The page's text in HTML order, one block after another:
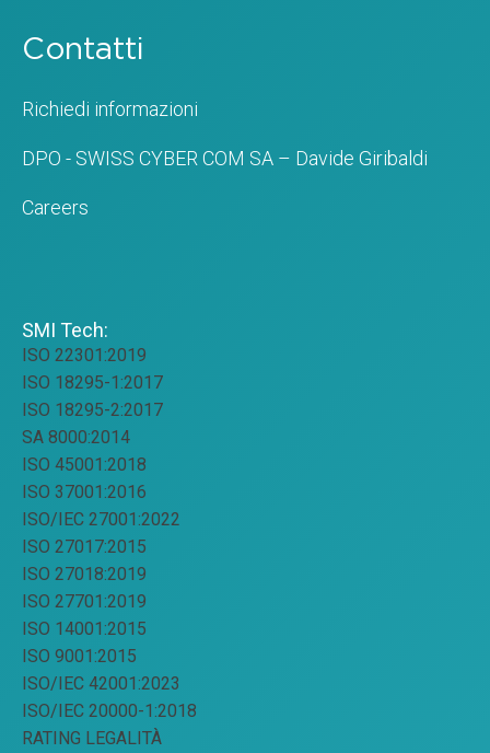
Contatti
Richiedi informazioni
DPO - SWISS CYBER COM SA – Davide Giribaldi
Careers
SMI Tech:
ISO 22301:2019
ISO 18295-1:2017
ISO 18295-2:2017
SA 8000:2014
ISO 45001:2018
ISO 37001:2016
ISO/IEC 27001:2022
ISO 27017:2015
ISO 27018:2019
ISO 27701:2019
ISO 14001:2015
ISO 9001:2015
ISO/IEC 42001:2023
ISO/IEC 20000-1:2018
RATING LEGALITÀ